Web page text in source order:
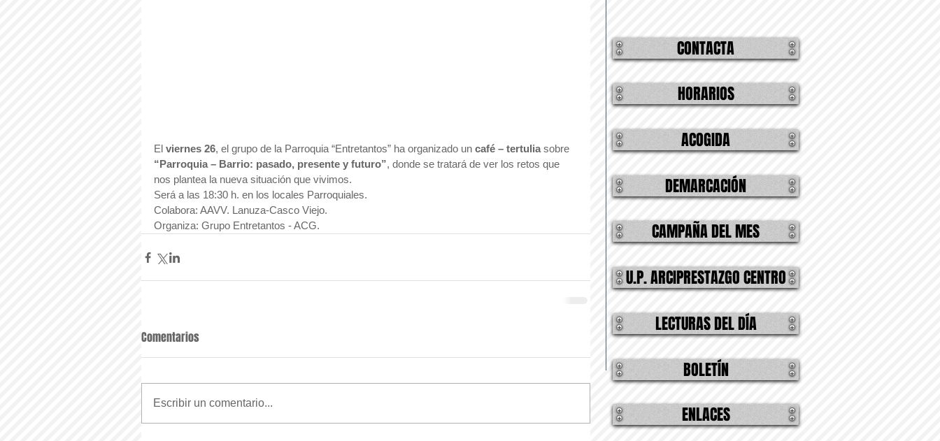
El viernes 26, el grupo de la Parroquia “Entretantos” ha organizado un café – tertulia sobre
“Parroquia – Barrio: pasado, presente y futuro”, donde se tratará de ver los retos que
nos plantea la nueva situación que vivimos.
Será a las 18:30 h. en los locales Parroquiales.
Colabora: AAVV. Lanuza-Casco Viejo.
Organiza: Grupo Entretantos - ACG.
Comentarios
Escribir un comentario...
ACOGIDA
CAMPAÑA DEL MES
U.P. ARCIPRESTAZGO CENTRO
ENLACES
BOLETÍN
CONTACTA
HORARIOS
DEMARCACIÓN
LECTURAS DEL DÍA